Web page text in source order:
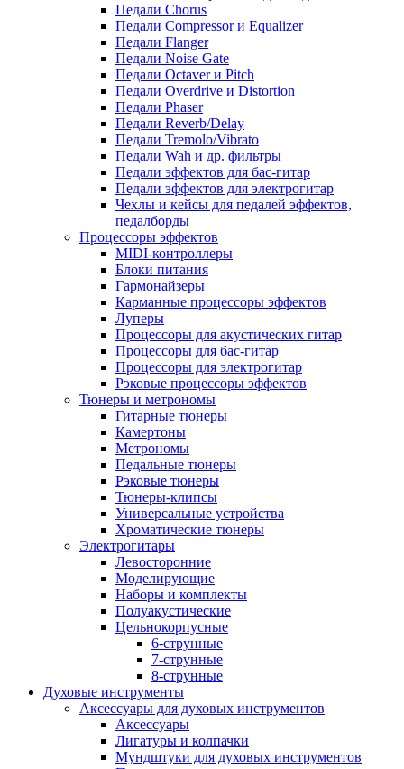
Педали Chorus
Педали Compressor и Equalizer
Педали Flanger
Педали Noise Gate
Педали Octaver и Pitch
Педали Overdrive и Distortion
Педали Phaser
Педали Reverb/Delay
Педали Tremolo/Vibrato
Педали Wah и др. фильтры
Педали эффектов для бас-гитар
Педали эффектов для электрогитар
Чехлы и кейсы для педалей эффектов,
педалборды
Процессоры эффектов
MIDI-контроллеры
Блоки питания
Гармонайзеры
Карманные процессоры эффектов
Луперы
Процессоры для акустических гитар
Процессоры для бас-гитар
Процессоры для электрогитар
Рэковые процессоры эффектов
Тюнеры и метрономы
Гитарные тюнеры
Камертоны
Метрономы
Педальные тюнеры
Рэковые тюнеры
Тюнеры-клипсы
Универсальные устройства
Хроматические тюнеры
Электрогитары
Левосторонние
Моделирующие
Наборы и комплекты
Полуакустические
Цельнокорпусные
6-струнные
7-струнные
8-струнные
Духовые инструменты
Аксессуары для духовых инструментов
Аксессуары
Лигатуры и колпачки
Мундштуки для духовых инструментов